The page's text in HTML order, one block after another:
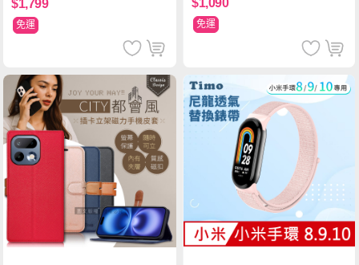
$1,799
免運
$1,090
免運